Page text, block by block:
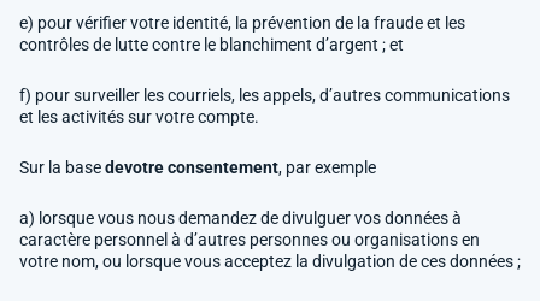
e) pour vérifier votre identité, la prévention de la fraude et les
contrôles de lutte contre le blanchiment d’argent ; et
f) pour surveiller les courriels, les appels, d’autres communications
et les activités sur votre compte.
Sur la basedevotre consentement, par exemple
a) lorsque vous nous demandez de divulguer vos données à
caractère personnel à d’autres personnes ou organisations en
votre nom, ou lorsque vous acceptez la divulgation de ces données ;